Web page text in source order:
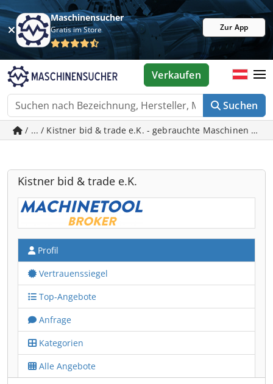
Maschinensucher
Gratis im Store Zur App
Suchen
Verkaufen
/ ... / Kistner bid & trade e.K. - gebrauchte Maschinen in
Kistner bid & trade e.K.
Profil
Vertrauenssiegel
Top-Angebote
Anfrage
Kategorien
Alle Angebote